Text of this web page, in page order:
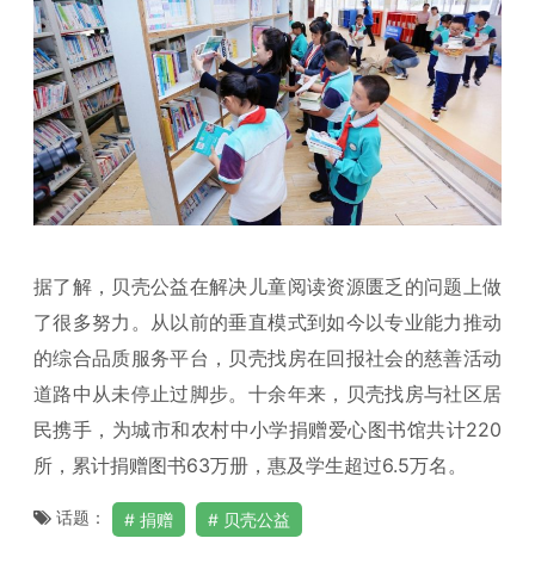
据了解，贝壳公益在解决儿童阅读资源匮乏的问题上做
了很多努力。从以前的垂直模式到如今以专业能力推动
的综合品质服务平台，贝壳找房在回报社会的慈善活动
道路中从未停止过脚步。十余年来，贝壳找房与社区居
民携手，为城市和农村中小学捐赠爱心图书馆共计220
所，累计捐赠图书63万册，惠及学生超过6.5万名。
话题： 捐赠 贝壳公益